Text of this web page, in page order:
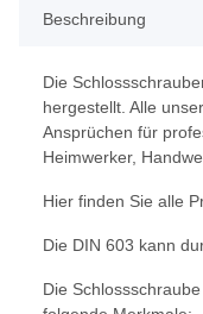
Beschreibung
Die
hergestellt. Alle
Ansprüchen für
Heimwerker,
Hier finden Sie alle
Die DIN 603 kann
Die